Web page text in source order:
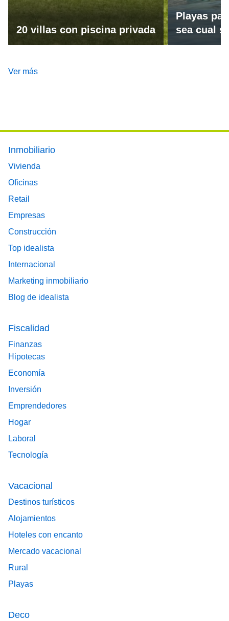
20 villas con piscina privada
Playas
sea cual
Ver más
Footer main menu
Inmobiliario
Vivienda
Oficinas
Retail
Empresas
Construcción
Top idealista
Internacional
Marketing inmobiliario
Blog de idealista
Fiscalidad
Finanzas
Hipotecas
Economía
Inversión
Emprendedores
Hogar
Laboral
Tecnología
Vacacional
Destinos turísticos
Alojamientos
Hoteles con encanto
Mercado vacacional
Rural
Playas
Deco